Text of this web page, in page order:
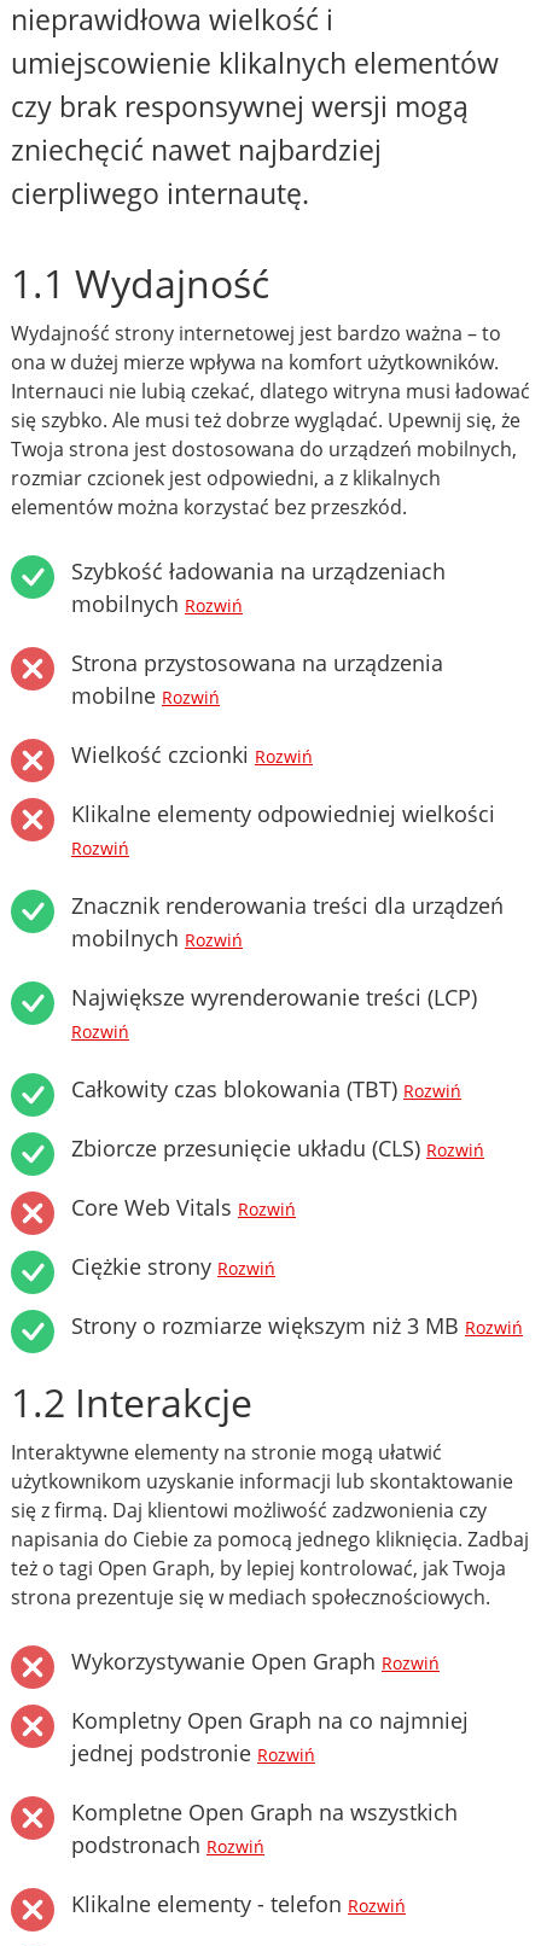
nieprawidłowa wielkość i
umiejscowienie klikalnych elementów
czy brak responsywnej wersji mogą
zniechęcić nawet najbardziej
cierpliwego internautę.
1.1 Wydajność
Wydajność strony internetowej jest bardzo ważna – to
ona w dużej mierze wpływa na komfort użytkowników.
Internauci nie lubią czekać, dlatego witryna musi ładować
się szybko. Ale musi też dobrze wyglądać. Upewnij się, że
Twoja strona jest dostosowana do urządzeń mobilnych,
rozmiar czcionek jest odpowiedni, a z klikalnych
elementów można korzystać bez przeszkód.
Szybkość ładowania na urządzeniach
mobilnych Rozwiń
Strona przystosowana na urządzenia
mobilne Rozwiń
Wielkość czcionki Rozwiń
Klikalne elementy odpowiedniej wielkości
Rozwiń
Znacznik renderowania treści dla urządzeń
mobilnych Rozwiń
Największe wyrenderowanie treści (LCP)
Rozwiń
Całkowity czas blokowania (TBT) Rozwiń
Zbiorcze przesunięcie układu (CLS) Rozwiń
Core Web Vitals Rozwiń
Ciężkie strony Rozwiń
Strony o rozmiarze większym niż 3 MB Rozwiń
1.2 Interakcje
Interaktywne elementy na stronie mogą ułatwić
użytkownikom uzyskanie informacji lub skontaktowanie
się z firmą. Daj klientowi możliwość zadzwonienia czy
napisania do Ciebie za pomocą jednego kliknięcia. Zadbaj
też o tagi Open Graph, by lepiej kontrolować, jak Twoja
strona prezentuje się w mediach społecznościowych.
Wykorzystywanie Open Graph Rozwiń
Kompletny Open Graph na co najmniej
jednej podstronie Rozwiń
Kompletne Open Graph na wszystkich
podstronach Rozwiń
Klikalne elementy - telefon Rozwiń